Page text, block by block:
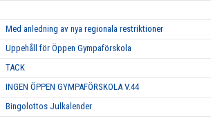
Med anledning av nya regionala restriktioner
Uppehåll för Öppen Gympaförskola
TACK
INGEN ÖPPEN GYMPAFÖRSKOLA V.44
Bingolottos Julkalender